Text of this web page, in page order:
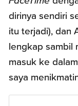
dirinya sendiri
itu terjadi), dan
lengkap sambil
masuk ke
saya